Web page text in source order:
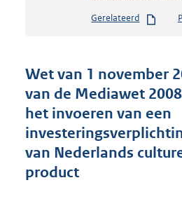
Gerelateerd
Wet van 1 november
van de Mediawet
het invoeren van een
van Nederlands
product